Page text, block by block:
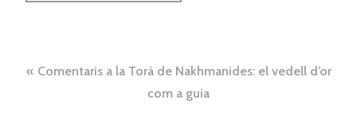
Navegació
d'entrades
Comentaris a la Torà de Nakhmanides: el vedell d’or
com a guia